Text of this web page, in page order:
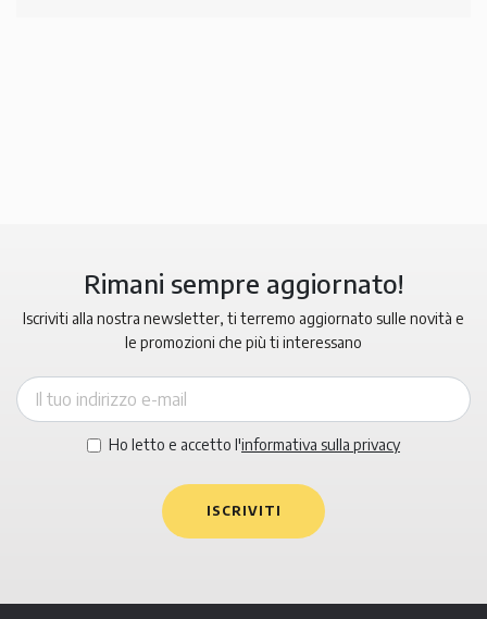
Rimani sempre aggiornato!
Iscriviti alla nostra newsletter, ti terremo aggiornato sulle novità e
le promozioni che più ti interessano
Ho letto e accetto l'informativa sulla privacy
ISCRIVITI